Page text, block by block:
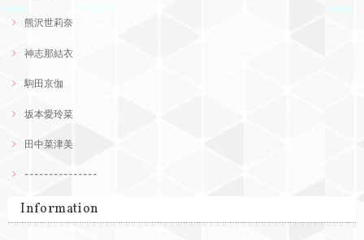
熊沢世莉奈
神志那結衣
駒田京伽
坂本愛玲菜
田中菜津美
---------------
Information